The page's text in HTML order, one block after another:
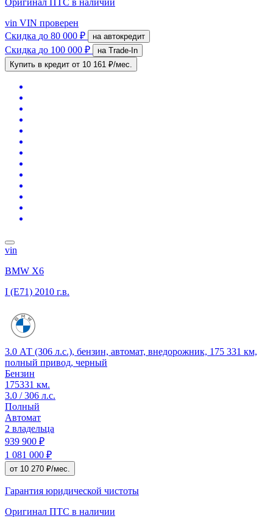
vin VIN проверен
Скидка до 80 000 ₽ на автокредит
Скидка до 100 000 ₽
на Trade-In
Купить в кредит от 10 161 ₽/мес.
vin
BMW X6
I (E71) 2010 г.в.
3.0 АТ (306 л.с.), бензин, автомат, внедорожник, 175 331 км,
полный привод, черный
Бензин
175331 км.
3.0 / 306 л.с.
Полный
Автомат
2 владельца
939 900 ₽
1 081 000 ₽
от 10 270 ₽/мес.
Гарантия юридической чистоты
Оригинал ПТС в наличии